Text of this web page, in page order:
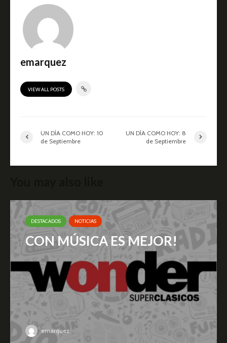
emarquez
VIEW ALL POSTS
UN DÍA COMO HOY: 10
de Septiembre
UN DÍA COMO HOY: 8
de Septiembre
DESTACADOS NOTICIAS
CON MÚSICA ES MEJOR!
emarquez